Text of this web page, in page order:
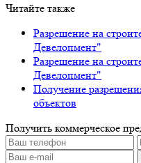
Читайте также
Разрешение на
Девелопмент"
Разрешение на
Девелопмент"
Получение
объектов
Получить коммерческое